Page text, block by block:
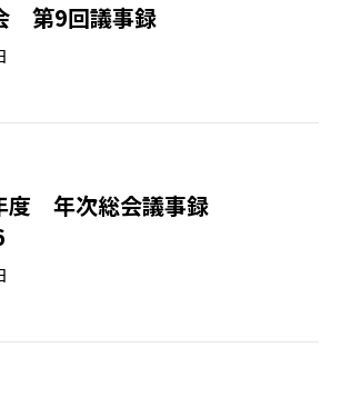
第9回議事録
度 年次総会議事録